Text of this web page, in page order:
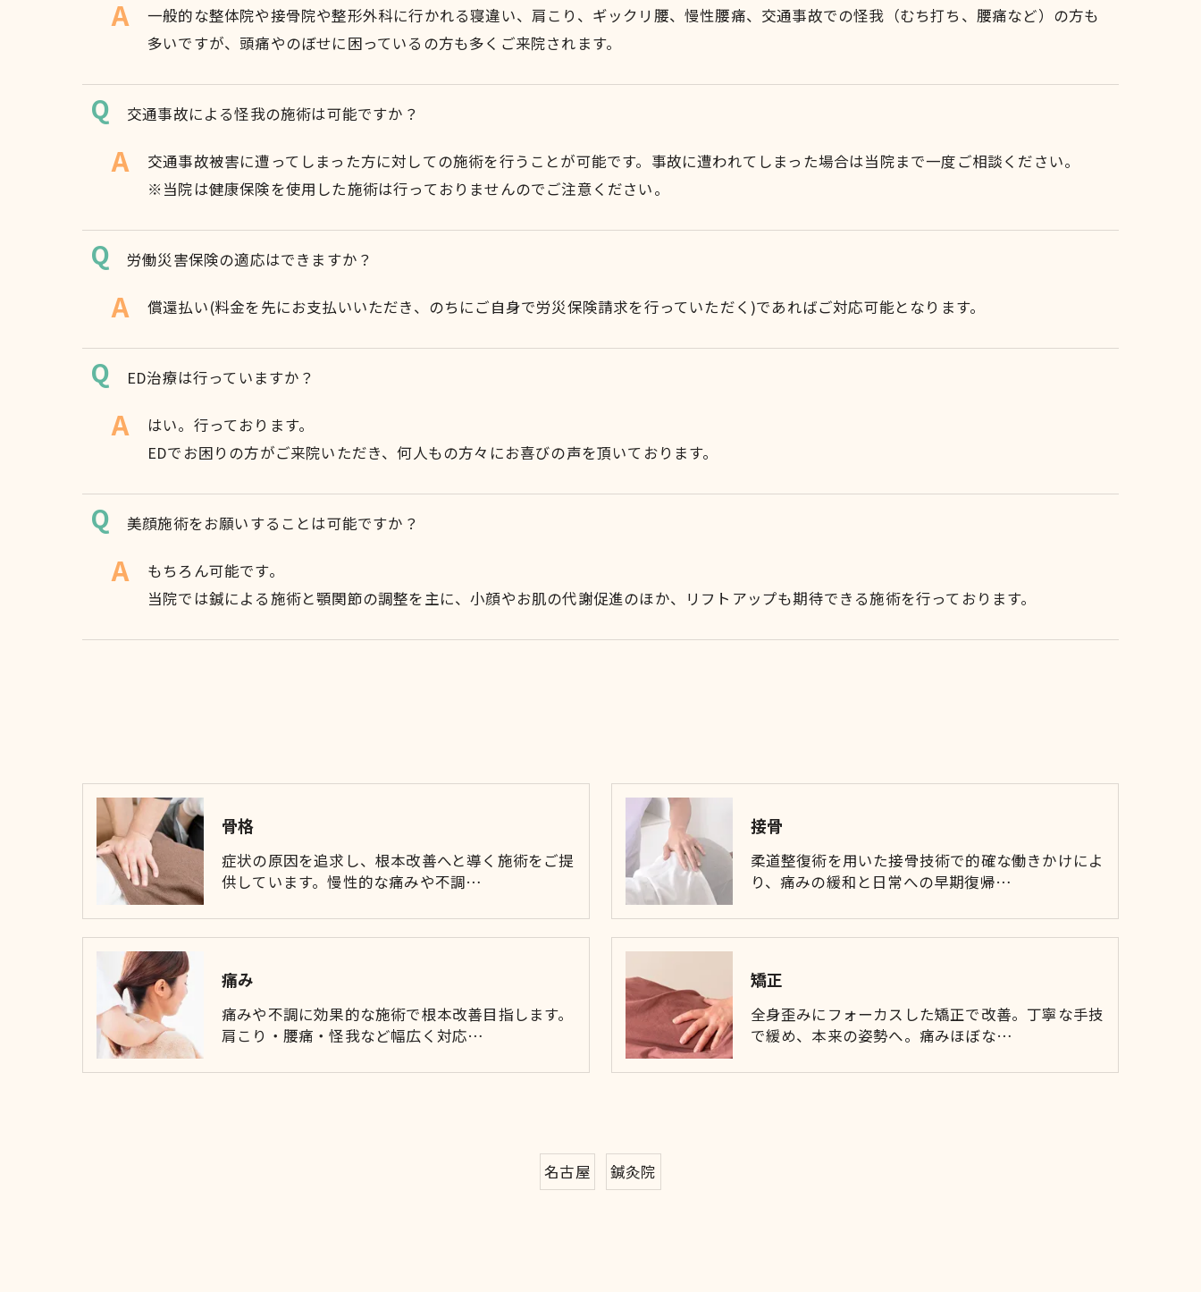
一般的な整体院や接骨院や整形外科に行かれる寝違い、肩こり、ギックリ腰、慢性腰痛、交通事故での怪我（むち打ち、腰痛など）の方も
多いですが、頭痛やのぼせに困っているの方も多くご来院されます。
交通事故による怪我の施術は可能ですか？
交通事故被害に遭ってしまった方に対しての施術を行うことが可能です。事故に遭われてしまった場合は当院まで一度ご相談ください。
※当院は健康保険を使用した施術は行っておりませんのでご注意ください。
労働災害保険の適応はできますか？
償還払い(料金を先にお支払いいただき、のちにご自身で労災保険請求を行っていただく)であればご対応可能となります。
ED治療は行っていますか？
はい。行っております。
EDでお困りの方がご来院いただき、何人もの方々にお喜びの声を頂いております。
美顔施術をお願いすることは可能ですか？
もちろん可能です。
当院では鍼による施術と顎関節の調整を主に、小顔やお肌の代謝促進のほか、リフトアップも期待できる施術を行っております。
骨格
症状の原因を追求し、根本改善へと導く施術をご提
供しています。慢性的な痛みや不調…
接骨
柔道整復術を用いた接骨技術で的確な働きかけによ
り、痛みの緩和と日常への早期復帰…
痛み
痛みや不調に効果的な施術で根本改善目指します。
肩こり・腰痛・怪我など幅広く対応…
矯正
全身歪みにフォーカスした矯正で改善。丁寧な手技
で緩め、本来の姿勢へ。痛みほぼな…
名古屋 鍼灸院